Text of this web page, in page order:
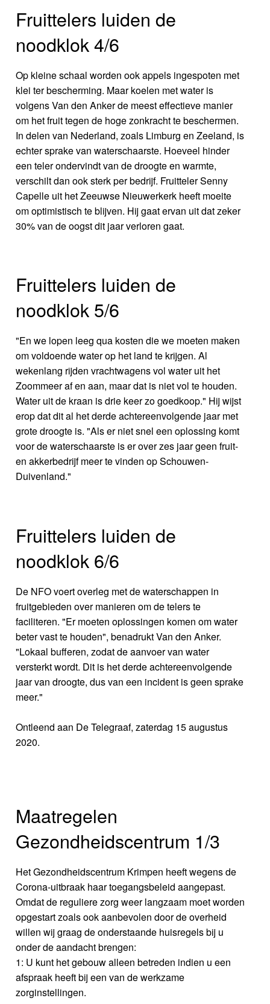
Fruittelers luiden de
noodklok 4/6
Op kleine schaal worden ook appels ingespoten met
klei ter bescherming. Maar koelen met water is
volgens Van den Anker de meest effectieve manier
om het fruit tegen de hoge zonkracht te beschermen.
In delen van Nederland, zoals Limburg en Zeeland, is
echter sprake van waterschaarste. Hoeveel hinder
een teler ondervindt van de droogte en warmte,
verschilt dan ook sterk per bedrijf. Fruitteler Senny
Capelle uit het Zeeuwse Nieuwerkerk heeft moeite
om optimistisch te blijven. Hij gaat ervan uit dat zeker
30% van de oogst dit jaar verloren gaat.
Fruittelers luiden de
noodklok 5/6
"En we lopen leeg qua kosten die we moeten maken
om voldoende water op het land te krijgen. Al
wekenlang rijden vrachtwagens vol water uit het
Zoommeer af en aan, maar dat is niet vol te houden.
Water uit de kraan is drie keer zo goedkoop." Hij wijst
erop dat dit al het derde achtereenvolgende jaar met
grote droogte is. "Als er niet snel een oplossing komt
voor de waterschaarste is er over zes jaar geen fruit-
en akkerbedrijf meer te vinden op Schouwen-
Duivenland."
Fruittelers luiden de
noodklok 6/6
De NFO voert overleg met de waterschappen in
fruitgebieden over manieren om de telers te
faciliteren. "Er moeten oplossingen komen om water
beter vast te houden", benadrukt Van den Anker.
"Lokaal bufferen, zodat de aanvoer van water
versterkt wordt. Dit is het derde achtereenvolgende
jaar van droogte, dus van een incident is geen sprake
meer."
Ontleend aan De Telegraaf, zaterdag 15 augustus
2020.
Maatregelen
Gezondheidscentrum 1/3
Het Gezondheidscentrum Krimpen heeft wegens de
Corona-uitbraak haar toegangsbeleid aangepast.
Omdat de reguliere zorg weer langzaam moet worden
opgestart zoals ook aanbevolen door de overheid
willen wij graag de onderstaande huisregels bij u
onder de aandacht brengen:
1: U kunt het gebouw alleen betreden indien u een
afspraak heeft bij een van de werkzame
zorginstellingen.